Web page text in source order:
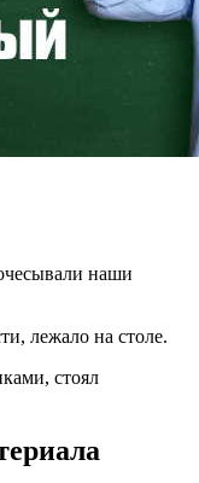
наши
лежало на столе.
стоял